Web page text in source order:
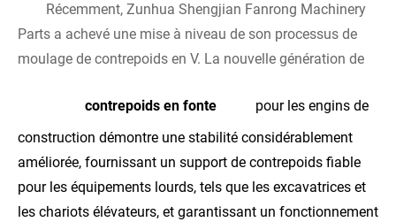
Récemment, Zunhua Shengjian Fanrong Machinery
Parts a achevé une mise à niveau de son processus de
moulage de contrepoids en V. La nouvelle génération de
contrepoids en fonte
pour les engins de
construction démontre une stabilité considérablement
améliorée, fournissant un support de contrepoids fiable
pour les équipements lourds, tels que les excavatrices et
les chariots élévateurs, et garantissant un fonctionnement